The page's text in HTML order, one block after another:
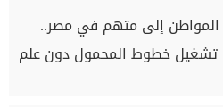
المواطن إلى متهم في مصر..
خطوط المحمول دون علم